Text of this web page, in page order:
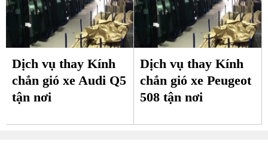
Dịch vụ thay Kính
chắn gió xe Audi Q5
tận nơi
Dịch vụ thay Kính
chắn gió xe Peugeot
508 tận nơi